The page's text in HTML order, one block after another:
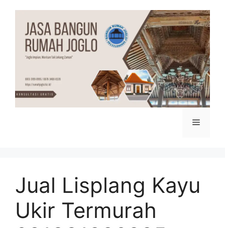
content
Menu
Jual Lisplang Kayu
Ukir Termurah